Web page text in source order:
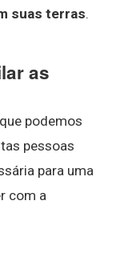
suas terras.
as
podemos
pessoas
para uma
com a